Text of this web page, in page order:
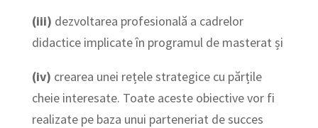
(iii) dezvoltarea profesională a cadrelor
didactice implicate în programul de masterat și
(iv) crearea unei rețele strategice cu părțile
cheie interesate. Toate aceste obiective vor fi
realizate pe baza unui parteneriat de succes